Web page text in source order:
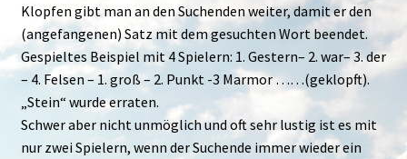
Klopfen gibt man an den Suchenden weiter, damit er den
(angefangenen) Satz mit dem gesuchten Wort beendet.
Gespieltes Beispiel mit 4 Spielern: 1. Gestern– 2. war– 3. der
– 4. Felsen – 1. groß – 2. Punkt -3 Marmor ……(geklopft).
„Stein“ wurde erraten.
Schwer aber nicht unmöglich und oft sehr lustig ist es mit
nur zwei Spielern, wenn der Suchende immer wieder ein